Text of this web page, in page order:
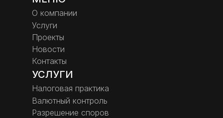
О компании
Услуги
Проекты
Новости
Контакты
УСЛУГИ
Налоговая практика
Валютный контроль
Разрешение споров